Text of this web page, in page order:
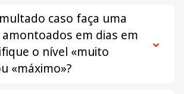
caso faça uma
em dias em
o nível «muito
«máximo»?